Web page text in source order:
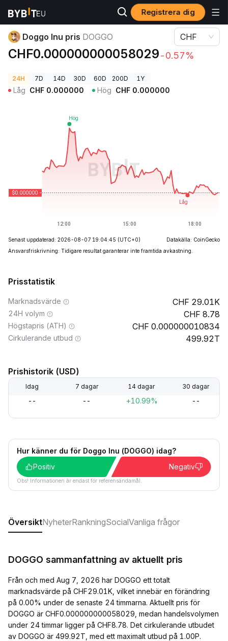
Registrera dig
Kryptopriser Doggo Inu pris DOGGO
Doggo Inu pris DOGGO
CHF0.000000000058029-0.57%
CHF
24H 7D 14D 30D 60D 200D 1Y
Låg CHF 0.000000 Hög CHF 0.000000
Senast uppdaterad: 2026-08-07 19:04:45 (UTC+0)
Datakälla: CoinGecko
Ansvarsfriskrivning: Tidigare resultat garanterar inte framtida avkastning.
Prisstatistik
Marknadsvärde 29.01K
24H volym 8.78
Högstapris (ATH) 0.000000010834
Cirkulerande utbud 499.92T
Prishistorik (USD)
Idag 7 dagar 14 dagar 30 dagar
-- -- +10.99% --
Hur känner du för Doggo Inu (DOGGO) idag?
Positiv
Negativ
Obs! Informationen är endast för referensändamål.
ÖversiktNyheterRankningSocialVanliga frågor
DOGGO sammanfattning av aktuellt pris
Från och med Aug 7, 2026 har DOGGO ett totalt
marknadsvärde på CHF29.01K, vilket innebär en förändring
på 0.00% under de senaste 24 timmarna. Aktuellt pris för
DOGGO är CHF0.000000000058029, medan handelsvolymen
under 24 timmar ligger på CHF8.78. Det cirkulerande utbudet
av DOGGO är 499.92T, med ett maximalt utbud på 1.00P.